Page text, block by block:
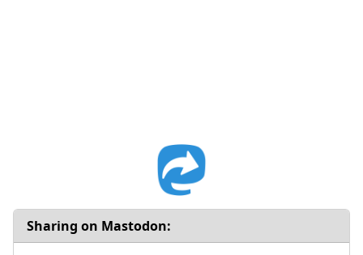
Sharing on Mastodon: